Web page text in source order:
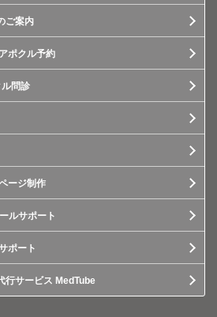
ご案内
ポクル予約
問診
ージ制作
ルサポート
ポート
行サービス MedTube